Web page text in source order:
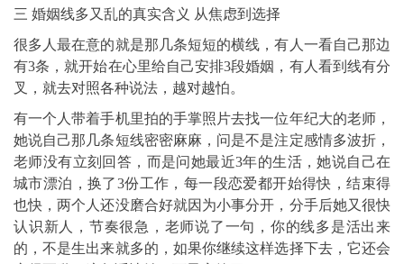
三 婚姻线多又乱的真实含义 从焦虑到选择
很多人最在意的就是那几条短短的横线，有人一看自己那边
有3条，就开始在心里给自己安排3段婚姻，有人看到线有分
叉，就去对照各种说法，越对越怕。
有一个人带着手机里拍的手掌照片去找一位年纪大的老师，
她说自己那几条短线密密麻麻，问是不是注定感情多波折，
老师没有立刻回答，而是问她最近3年的生活，她说自己在
城市漂泊，换了3份工作，每一段恋爱都开始得快，结束得
也快，两个人还没磨合好就因为小事分开，分手后她又很快
认识新人，节奏很急，老师说了一句，你的线多是活出来
的，不是生出来就多的，如果你继续这样选择下去，它还会